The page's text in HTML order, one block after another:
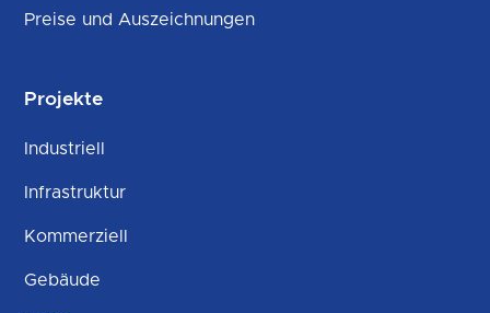
Preise und Auszeichnungen
Projekte
Industriell
Infrastruktur
Kommerziell
Gebäude